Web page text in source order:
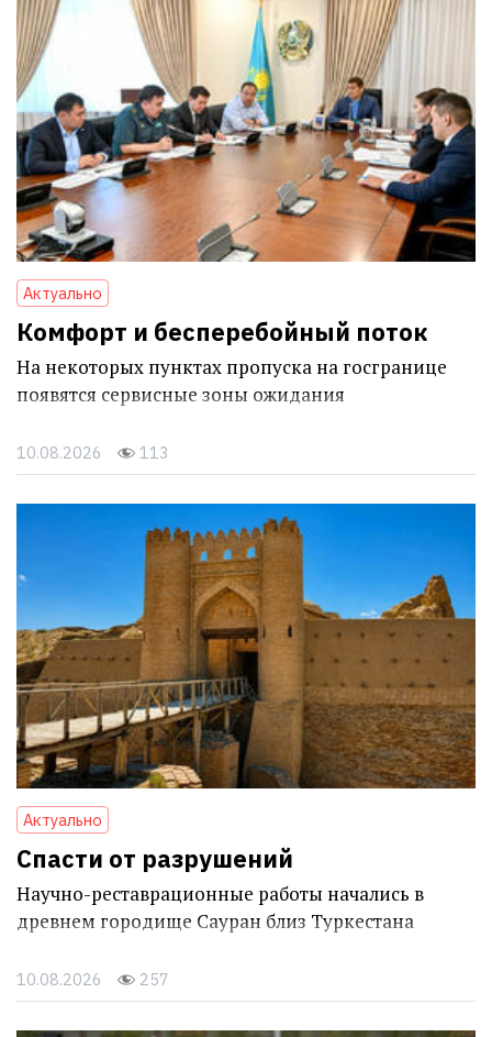
Актуально
Комфорт и бесперебойный поток
На некоторых пунктах пропуска на госгранице
появятся сервисные зоны ожидания
10.08.2026 113
Актуально
Спасти от разрушений
Научно-реставрационные работы начались в
древнем городище Сауран близ Туркестана
10.08.2026 257